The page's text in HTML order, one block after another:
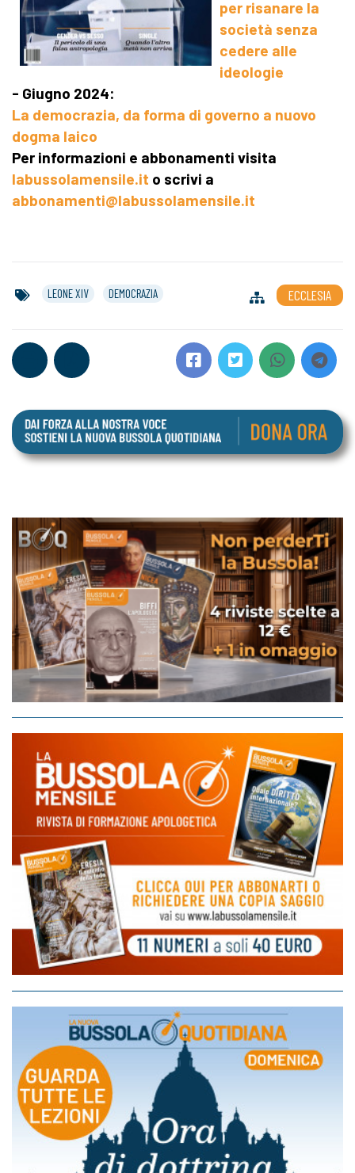
per risanare la
società senza
cedere alle
ideologie
- Giugno 2024:
La democrazia, da forma di governo a nuovo
dogma laico
Per informazioni e abbonamenti visita
labussolamensile.it o scrivi a
abbonamenti@labussolamensile.it
LEONE XIV DEMOCRAZIA ECCLESIA